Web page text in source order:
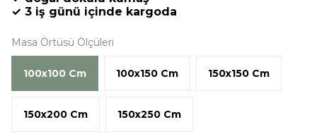
✓ 3 iş günü içinde kargoda
Masa Örtüsü Ölçüleri
100x100 Cm 100x150 Cm 150x150 Cm
150x200 Cm 150x250 Cm